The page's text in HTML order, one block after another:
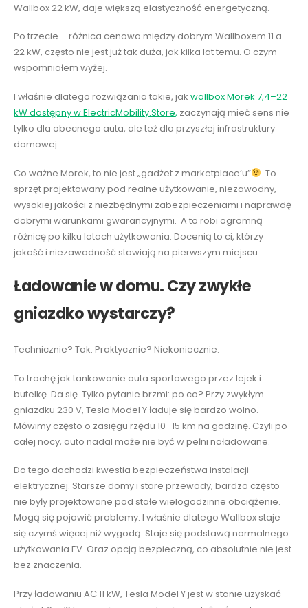
Wallbox 22 kW, daje większą elastyczność energetyczną.
Po trzecie – różnica cenowa między dobrym Wallboxem 11 a
22 kW, często nie jest już tak duża, jak kilka lat temu. O czym
wspomniałem wyżej.
I właśnie dlatego rozwiązania takie, jak wallbox Morek 7,4–22
kW dostępny w ElectricMobility.Store, zaczynają mieć sens nie
tylko dla obecnego auta, ale też dla przyszłej infrastruktury
domowej.
Co ważne Morek, to nie jest „gadżet z marketplace’u” . To
sprzęt projektowany pod realne użytkowanie, niezawodny,
wysokiej jakości z niezbędnymi zabezpieczeniami i naprawdę
dobrymi warunkami gwarancyjnymi. A to robi ogromną
różnicę po kilku latach użytkowania. Docenią to ci, którzy
jakość i niezawodność stawiają na pierwszym miejscu.
Ładowanie w domu. Czy zwykłe
gniazdko wystarczy?
Technicznie? Tak. Praktycznie? Niekoniecznie.
To trochę jak tankowanie auta sportowego przez lejek i
butelkę. Da się. Tylko pytanie brzmi: po co? Przy zwykłym
gniazdku 230 V, Tesla Model Y ładuje się bardzo wolno.
Mówimy często o zasięgu rzędu 10–15 km na godzinę. Czyli po
całej nocy, auto nadal może nie być w pełni naładowane.
Do tego dochodzi kwestia bezpieczeństwa instalacji
elektrycznej. Starsze domy i stare przewody, bardzo często
nie były projektowane pod stałe wielogodzinne obciążenie.
Mogą się pojawić problemy. I właśnie dlatego Wallbox staje
się czymś więcej niż wygodą. Staje się podstawą normalnego
użytkowania EV. Oraz opcją bezpieczną, co absolutnie nie jest
bez znaczenia.
Przy ładowaniu AC 11 kW, Tesla Model Y jest w stanie uzyskać